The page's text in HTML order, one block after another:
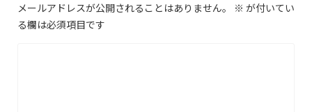
メールアドレスが公開されることはありません。 ※ が付いてい
る欄は必須項目です